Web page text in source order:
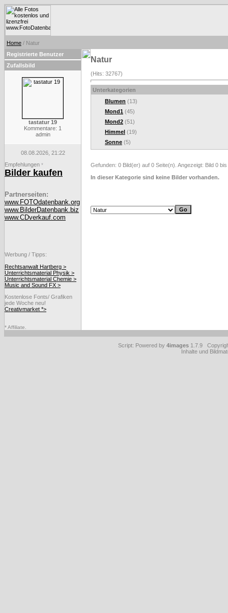
Home / Natur
Registrierte Benutzer
Zufallsbild
tastatur 19
Kommentare: 1
admin
08.08.2026, 21:22
Empfehlungen *
Bilder kaufen
Partnerseiten:
www.FOTOdatenbank.org
www.BilderDatenbank.biz
www.CDverkauf.com
Werbung / Tipps:
Rechtsanwalt Hartberg >
Unterrichtsmaterial Physik >
Unterrichtsmaterial Chemie >
Music and Sound FX >
Kostenlose Fonts/ Grafiken
jede Woche neu!
Creativmarket *>
* Affiliate.
Natur
(Hits: 32767)
Unterkategorien
Blumen (13)
Mond1 (45)
Mond2 (51)
Himmel (19)
Sonne (5)
Gefunden: 0 Bild(er) auf 0 Seite(n). Angezeigt: Bild 0 bis
In dieser Kategorie sind keine Bilder vorhanden.
Script: Powered by 4images 1.7.9
Inhalte und